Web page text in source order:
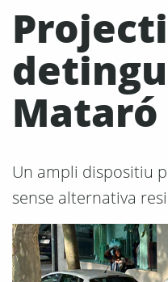
Mataró
Un ampli dispositiu
sense alternativa